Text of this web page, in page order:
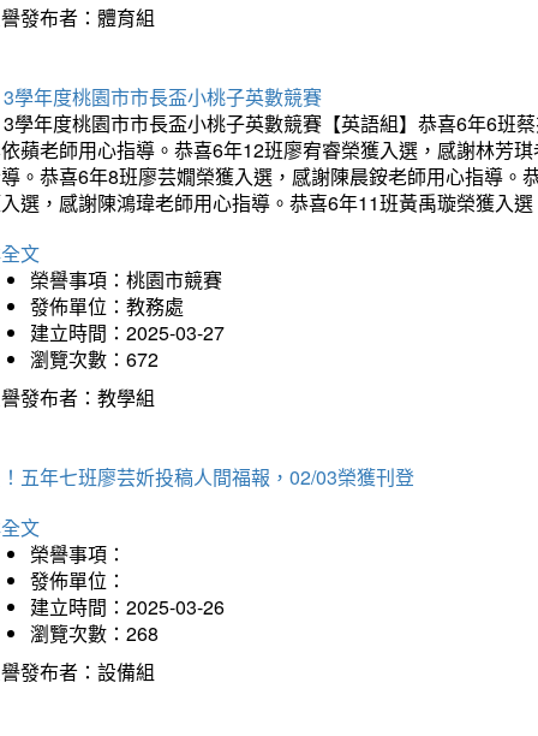
發布者：體育組
學年度桃園市市長盃小桃子英數競賽
學年度桃園市市長盃小桃子英數競賽【英語組】恭喜6年6班
蘋老師用心指導。恭喜6年12班廖宥睿榮獲入選，感謝林芳
。恭喜6年8班廖芸嫺榮獲入選，感謝陳晨銨老師用心指導
選，感謝陳鴻瑋老師用心指導。恭喜6年11班黃禹璇榮獲入
文
榮譽事項：桃園市競賽
發佈單位：教務處
建立時間：2025-03-27
瀏覽次數：672
發布者：教學組
五年七班廖芸妡投稿人間福報，02/03榮獲刊登
文
榮譽事項：
發佈單位：
建立時間：2025-03-26
瀏覽次數：268
發布者：設備組